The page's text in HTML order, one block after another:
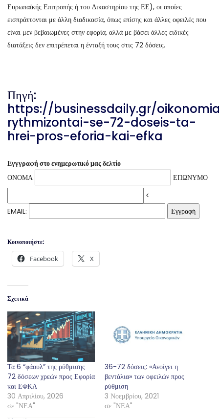
Ευρωπαϊκής Επιτροπής ή του Δικαστηρίου της ΕΕ), οι οποίες
εισπράττονται με άλλη διαδικασία, όπως επίσης και άλλες οφειλές που
είναι μεν βεβαιωμένες στην εφορία, αλλά με βάσει άλλες ειδικές
διατάξεις δεν επιτρέπεται η ένταξή τους στις 72 δόσεις.
Πηγή:
https://businessdaily.gr/
rythmizontai-se-72-doseis-ta-
hrei-pros-eforia-kai-efka
Εγγγραφή στο ενημερωτικό μας δελτίο
ΟΝΟΜΑ
ΕΠΩΝΥΜΟ
<
EMAIL:
Κοινοποιήστε:
Facebook X
Σχετικά
Τα 6 “φάουλ” της ρύθμισης
72 δόσεων χρεών προς Εφορία
και ΕΦΚΑ
30 Απριλίου, 2026
σε "ΝΕΑ"
36-72 δόσεις: «Ανοίγει η
βεντάλια» των οφειλών προς
ρύθμιση
3 Νοεμβρίου, 2021
σε "ΝΕΑ"